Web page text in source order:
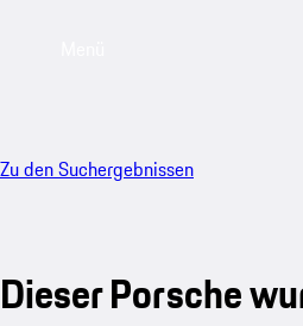
Zu den Suchergebnissen
Dieser Porsche